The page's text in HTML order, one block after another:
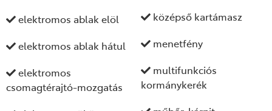
elektromos ablak elöl
elektromos ablak hátul
elektromos
csomagtérajtó-mozgatás
középső kartámasz
menetfény
multifunkciós
kormánykerék